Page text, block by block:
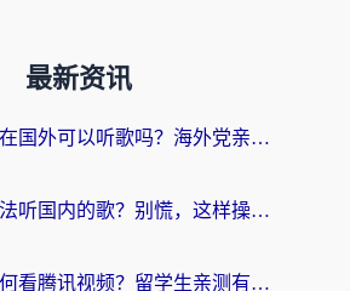
最新资讯
酷狗会员在国外可以听歌吗？海外党亲测有效：3步解决音乐权限难题
在国外无法听国内的歌？别慌，这样操作就能畅听QQ音乐（附亲测加速器推荐）
在国外如何看腾讯视频？留学生亲测有效的回国加速方案